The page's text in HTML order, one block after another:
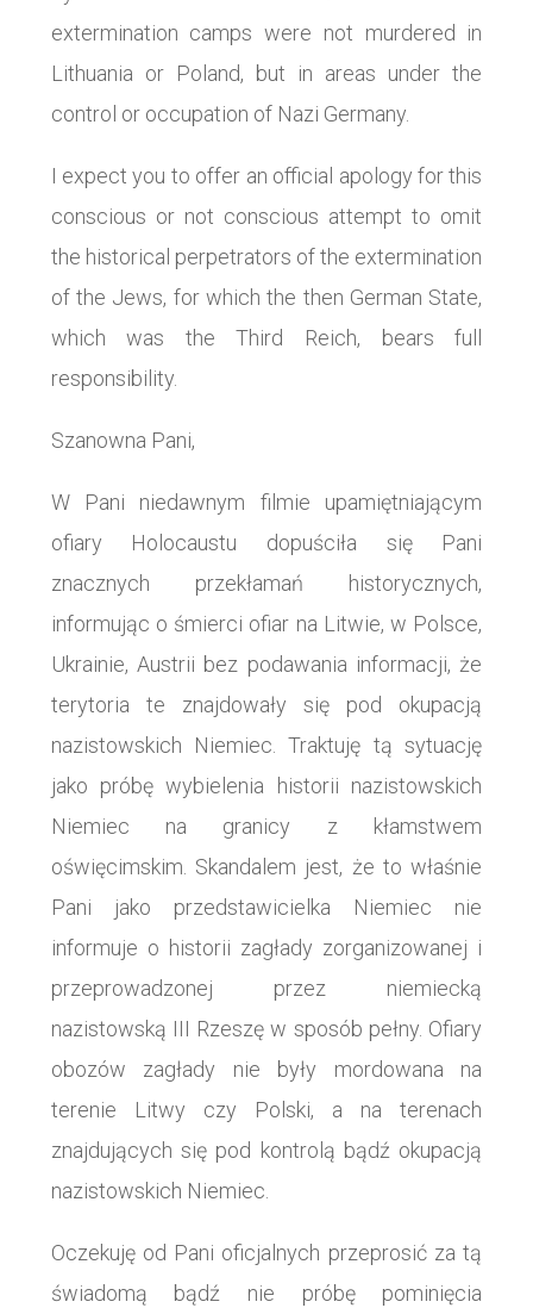
extermination camps were not murdered in
Lithuania or Poland, but in areas under the
control or occupation of Nazi Germany.
I expect you to offer an official apology for this
conscious or not conscious attempt to omit
the historical perpetrators of the extermination
of the Jews, for which the then German State,
which was the Third Reich, bears full
responsibility.
Szanowna Pani,
W Pani niedawnym filmie upamiętniającym
ofiary Holocaustu dopuściła się Pani
znacznych przekłamań historycznych,
informując o śmierci ofiar na Litwie, w Polsce,
Ukrainie, Austrii bez podawania informacji, że
terytoria te znajdowały się pod okupacją
nazistowskich Niemiec. Traktuję tą sytuację
jako próbę wybielenia historii nazistowskich
Niemiec na granicy z kłamstwem
oświęcimskim. Skandalem jest, że to właśnie
Pani jako przedstawicielka Niemiec nie
informuje o historii zagłady zorganizowanej i
przeprowadzonej przez niemiecką
nazistowską III Rzeszę w sposób pełny. Ofiary
obozów zagłady nie były mordowana na
terenie Litwy czy Polski, a na terenach
znajdujących się pod kontrolą bądź okupacją
nazistowskich Niemiec.
Oczekuję od Pani oficjalnych przeprosić za tą
świadomą bądź nie próbę pominięcia